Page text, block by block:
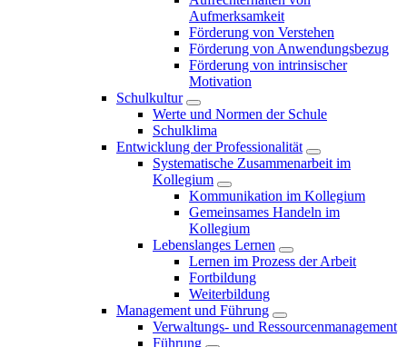
Aufmerksamkeit
Förderung von Verstehen
Förderung von Anwendungsbezug
Förderung von intrinsischer
Motivation
Schulkultur
Werte und Normen der Schule
Schulklima
Entwicklung der Professionalität
Systematische Zusammenarbeit im
Kollegium
Kommunikation im Kollegium
Gemeinsames Handeln im
Kollegium
Lebenslanges Lernen
Lernen im Prozess der Arbeit
Fortbildung
Weiterbildung
Management und Führung
Verwaltungs- und Ressourcenmanagement
Führung